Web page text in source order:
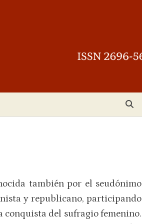
también por el seudónimo
y republicano, participando
conquista del sufragio femenino.